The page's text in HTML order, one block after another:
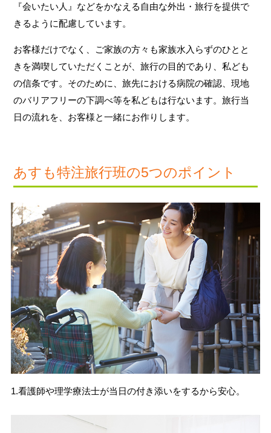
『会いたい人』などをかなえる自由な外出・旅行を提供で
きるように配慮しています。
お客様だけでなく、ご家族の方々も家族水入らずのひとと
きを満喫していただくことが、旅行の目的であり、私ども
の信条です。そのために、旅先における病院の確認、現地
のバリアフリーの下調べ等を私どもは行ないます。旅行当
日の流れを、お客様と一緒にお作りします。
あすも特注旅行班の5つのポイント
1.看護師や理学療法士が当日の付き添いをするから安心。